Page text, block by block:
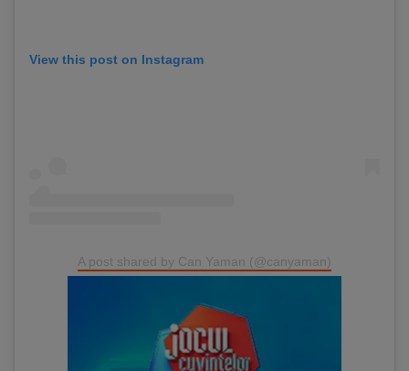
View this post on Instagram
A post shared by Can Yaman (@canyaman)